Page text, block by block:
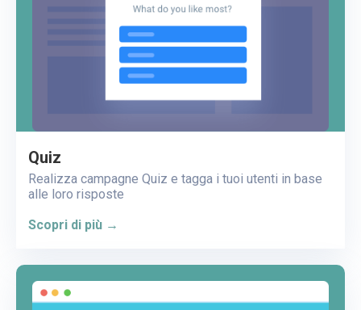
Quiz
Realizza campagne Quiz e tagga i tuoi utenti in base
alle loro risposte
Scopri di più →